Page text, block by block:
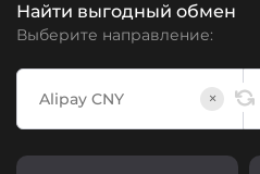
Найти выгодный обмен
Выберите направление:
×